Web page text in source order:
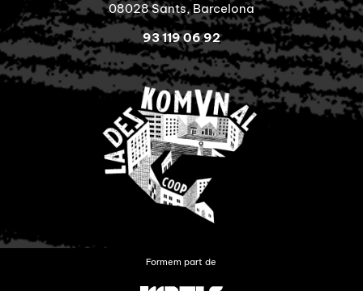
08028 Sants, Barcelona
93 119 06 92
Formem part de